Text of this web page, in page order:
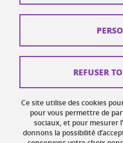
Mentions légales
Plan du site web
Gestion des cookies
Accessibilité : non
Ce site utilise des cookies
pour vous permettre de
sociaux, et pour mesurer
donnons la possibilité
REFUSER